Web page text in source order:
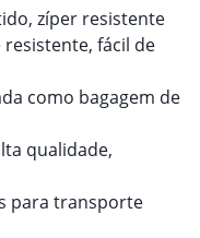
zíper resistente
resistente, fácil de
como bagagem de
qualidade,
para transporte